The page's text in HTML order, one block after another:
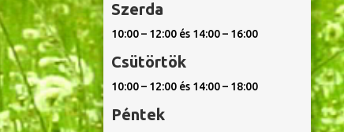
Szerda
10:00 – 12:00 és 14:00 – 16:00
Csütörtök
10:00 – 12:00 és 14:00 – 18:00
Péntek